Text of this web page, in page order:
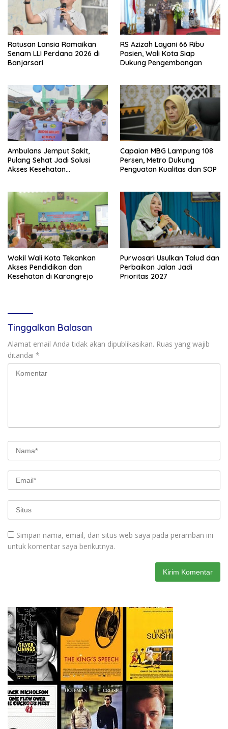
Ratusan Lansia Ramaikan
Senam LLI Perdana 2026 di
Banjarsari
RS Azizah Layani 66 Ribu
Pasien, Wali Kota Siap
Dukung Pengembangan
Ambulans Jemput Sakit,
Pulang Sehat Jadi Solusi
Akses Kesehatan
Capaian MBG Lampung 108
Persen, Metro Dukung
Penguatan Kualitas dan SOP
Wakil Wali Kota Tekankan
Akses Pendidikan dan
Kesehatan di Karangrejo
Purwosari Usulkan Talud dan
Perbaikan Jalan Jadi
Prioritas 2027
Tinggalkan Balasan
Alamat email Anda tidak akan dipublikasikan. Ruas yang wajib
ditandai *
Simpan nama, email, dan situs web saya pada peramban ini
untuk komentar saya berikutnya.